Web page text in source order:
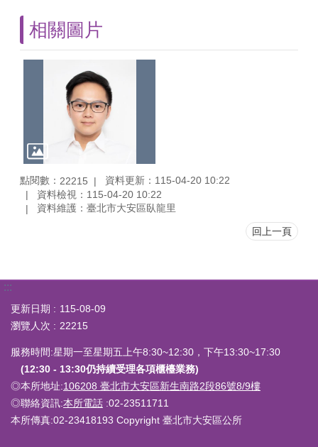
相關圖片
點閱數： 22215
資料更新：115-04-20 10:22
資料檢視：115-04-20 10:22
資料維護：臺北市大安區臥龍里
回上一頁
:::
更新日期
115-08-09
瀏覽人次
22215
服務時間:星期一至星期五上午8:30~12:30，下午13:30~17:30
(12:30 - 13:30仍持續受理各項櫃檯業務)
◎本所地址:106208 臺北市大安區新生南路2段86號8/9樓
◎聯絡資訊:本所電話 :02-23511711
本所傳真:02-23418193 Copyright 臺北市大安區公所